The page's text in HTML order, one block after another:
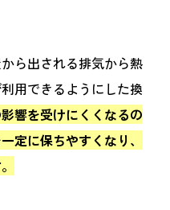
ら出される排気から熱
用できるようにした換
響を受けにくくなるの
定に保ちやすくなり、